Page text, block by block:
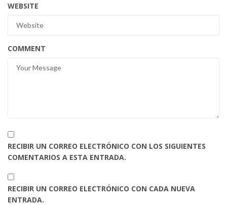
WEBSITE
COMMENT
RECIBIR UN CORREO ELECTRÓNICO CON LOS SIGUIENTES
COMENTARIOS A ESTA ENTRADA.
RECIBIR UN CORREO ELECTRÓNICO CON CADA NUEVA
ENTRADA.